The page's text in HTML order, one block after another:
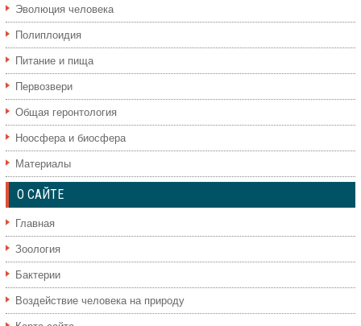
Эволюция человека
Полиплоидия
Питание и пища
Первозвери
Общая геронтология
Ноосфера и биосфера
Материалы
О САЙТЕ
Главная
Зоология
Бактерии
Воздействие человека на природу